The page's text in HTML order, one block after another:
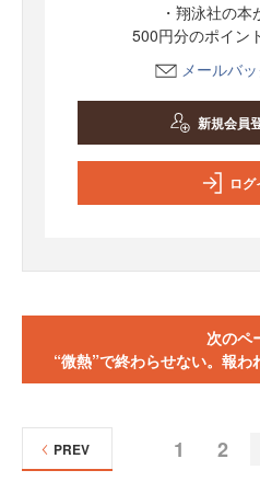
・翔泳社の本
500円分のポイン
メールバ
新規会員
ロ
次のペ
“微熱”で終わらせない。報
1 2
PREV